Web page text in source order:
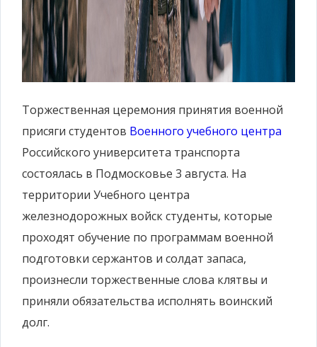
Торжественная церемония принятия военной
присяги студентов Военного учебного центра
Российского университета транспорта
состоялась в Подмосковье 3 августа. На
территории Учебного центра
железнодорожных войск студенты, которые
проходят обучение по программам военной
подготовки сержантов и солдат запаса,
произнесли торжественные слова клятвы и
приняли обязательства исполнять воинский
долг.